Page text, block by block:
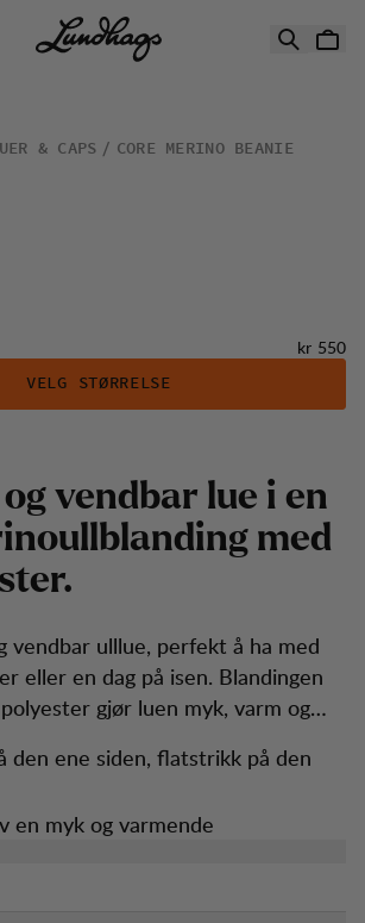
& CAPS CORE MERINO BEANIE
Pris:
kr 550
VELG STØRRELSE
og vendbar lue i en
inoullblanding med
ster.
vendbar ulllue, perfekt å ha med
eller en dag på isen. Blandingen
gjør luen myk, varm og
den ene siden, flatstrikk på den
en myk og varmende
og er vendbar.